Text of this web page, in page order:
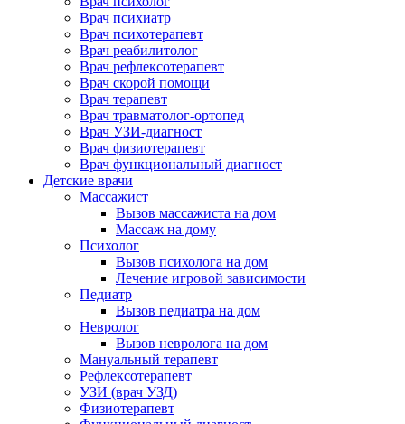
Врач психиатр
Врач психотерапевт
Врач реабилитолог
Врач рефлексотерапевт
Врач скорой помощи
Врач терапевт
Врач травматолог-ортопед
Врач УЗИ-диагност
Врач физиотерапевт
Врач функциональный диагност
Детские врачи
Массажист
Вызов массажиста на дом
Массаж на дому
Психолог
Вызов психолога на дом
Лечение игровой зависимости
Педиатр
Вызов педиатра на дом
Невролог
Вызов невролога на дом
Мануальный терапевт
Рефлексотерапевт
УЗИ (врач УЗД)
Физиотерапевт